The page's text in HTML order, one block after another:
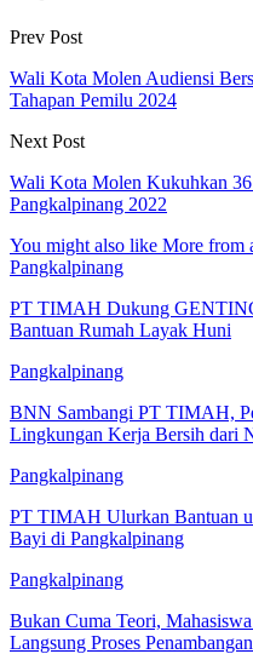
Prev Post
Wali Kota Molen Audiensi
Tahapan Pemilu 2024
Next Post
Wali Kota Molen Kukuhkan
Pangkalpinang 2022
You might also like More from
Pangkalpinang
PT TIMAH Dukung
Bantuan Rumah Layak Huni
Pangkalpinang
BNN Sambangi PT TIMAH,
Lingkungan Kerja Bersih dari
Pangkalpinang
PT TIMAH Ulurkan Bantuan
Bayi di Pangkalpinang
Pangkalpinang
Bukan Cuma Teori,
Langsung Proses